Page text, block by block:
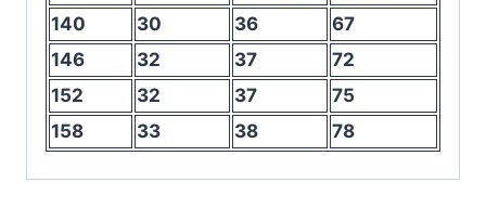
140
30 36
67
146
32 37
72
152
32 37
75
158
33 38 78